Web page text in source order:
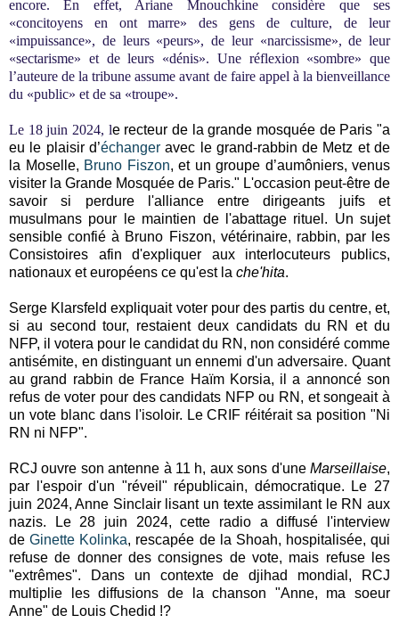
encore. En effet, Ariane Mnouchkine considère que ses
«concitoyens en ont marre» des gens de culture, de leur
«impuissance», de leurs «peurs», de leur «narcissisme», de leur
«sectarisme» et de leurs «dénis». Une réflexion «sombre» que
l’auteure de la tribune assume avant de faire appel à la bienveillance
du «public» et de sa «troupe».
Le 18 juin 2024, le recteur de la grande mosquée de Paris "a
eu le plaisir d’échangeravec le grand-rabbin de Metz et de
la Moselle, Bruno Fiszon, et un groupe d’aumôniers, venus
visiter la Grande Mosquée de Paris." L'occasion peut-être de
savoir si perdure l'alliance entre dirigeants juifs et
musulmans pour le maintien de l'abattage rituel. Un sujet
sensible confié à Bruno Fiszon, vétérinaire, rabbin, par les
Consistoires afin d'expliquer aux interlocuteurs publics,
nationaux et européens ce qu'est la che'hita.
Serge Klarsfeld expliquait voter pour des partis du centre, et,
si au second tour, restaient deux candidats du RN et du
NFP, il votera pour le candidat du RN, non considéré comme
antisémite, en distinguant un ennemi d'un adversaire. Quant
au grand rabbin de France Haïm Korsia, il a annoncé son
refus de voter pour des candidats NFP ou RN, et songeait à
un vote blanc dans l'isoloir. Le CRIF réitérait sa position "Ni
RN ni NFP".
RCJ ouvre son antenne à 11 h, aux sons d'une Marseillaise,
par l'espoir d'un "réveil" républicain, démocratique. Le 27
juin 2024, Anne Sinclair lisant un texte assimilant le RN aux
nazis. Le 28 juin 2024, cette radio a diffusé l'interview
deGinette Kolinka, rescapée de la Shoah, hospitalisée, qui
refuse de donner des consignes de vote, mais refuse les
"extrêmes". Dans un contexte de djihad mondial, RCJ
multiplie les diffusions de la chanson "Anne, ma soeur
Anne" de Louis Chedid !?